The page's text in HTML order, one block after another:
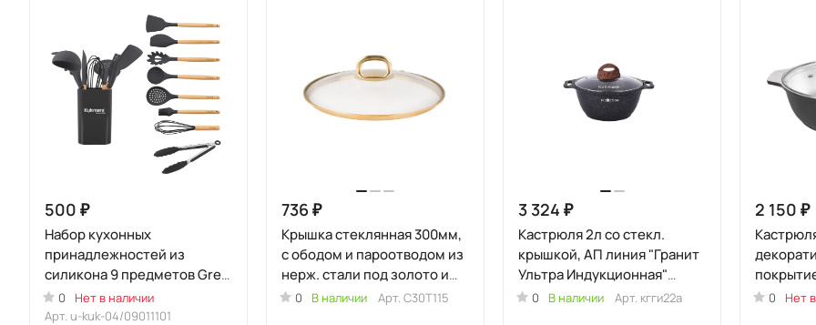
500 ₽
Набор кухонных
принадлежностей из
силикона 9 предметов Grey
(Уцененный товар)
0
Нет в наличии
Арт. u-kuk-04/09011101
736 ₽
Крышка стеклянная 300мм,
с ободом и пароотводом из
нерж. стали под золото и
ручкой-кнопкой
0 В наличии Арт. С30Т115
3 324 ₽
Кастрюля 2л со стекл.
крышкой, АП линия "Гранит
Ультра Индукционная"
(Синий)
0 В наличии Арт. кгги22а
2 150 ₽
0 Нет